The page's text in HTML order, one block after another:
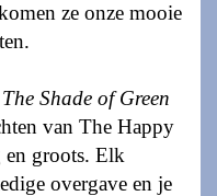
ze onze mooie
Shade of Green
van The Happy
en groots. Elk
overgave en je